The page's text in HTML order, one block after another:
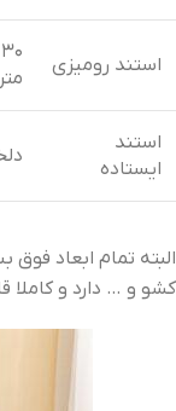
استند رومیزی
متر
استند
ایستاده
البته تمام ابعاد
کشو و … دارد و کاملا